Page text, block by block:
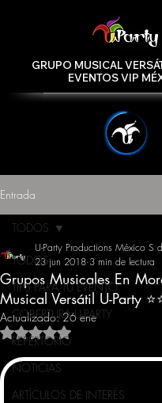
GRUPO MUSICAL
EVENTOS VIP
Entrada
TODOS
TIPS PARA TU EVENTO
COBERTURA U-PARTY
REPERTORIO
NOTICIAS
ARTÍCULOS DE INTERÉS
TODOS
Grupos Musicales En
Musical Versátil U-Party
U-Party Productions México S
23 jun 2018 3 min de lectura
Actualizado:26 ene
Obtuvo NaN de 5